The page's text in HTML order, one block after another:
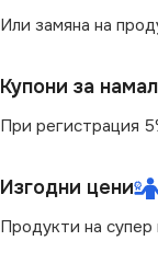
СВЕТЛИНЕН
(LM)
ЦВЕТНА
Или замяна на
Купони за
При регистрация
Изгодни цени
Продукти на супер